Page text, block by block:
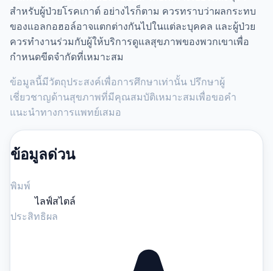
สำหรับผู้ป่วยโรคเกาต์ อย่างไรก็ตาม ควรทราบว่าผลกระทบ
ของแอลกอฮอล์อาจแตกต่างกันไปในแต่ละบุคคล และผู้ป่วย
ควรทำงานร่วมกับผู้ให้บริการดูแลสุขภาพของพวกเขาเพื่อ
กำหนดขีดจำกัดที่เหมาะสม
ข้อมูลนี้มีวัตถุประสงค์เพื่อการศึกษาเท่านั้น ปรึกษาผู้
เชี่ยวชาญด้านสุขภาพที่มีคุณสมบัติเหมาะสมเพื่อขอคำ
แนะนำทางการแพทย์เสมอ
ข้อมูลด่วน
พิมพ์
ไลฟ์สไตล์
ประสิทธิผล